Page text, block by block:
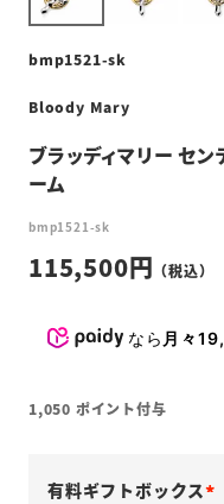
bmp1521-sk
Bloody Mary
ブラッディマリー セ
ーム
bmp1521-sk
115,500
なら 月々
1,050 ポイント付与
有料ギフトボックス